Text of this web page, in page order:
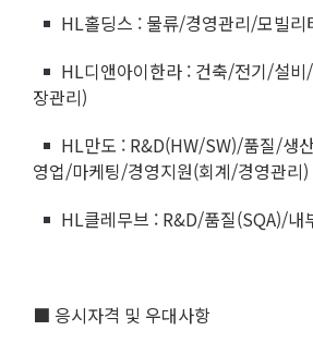
HL홀딩스 : 물류/경영관리/모빌리
HL디앤아이한라 : 건축/전기/설
장관리)
HL만도 : R&D(HW/SW)/품질/생
영업/마케팅/경영지원(회계/경영관리)
HL클레무브 : R&D/품질(SQA)/내
■ 응시자격 및 우대사항